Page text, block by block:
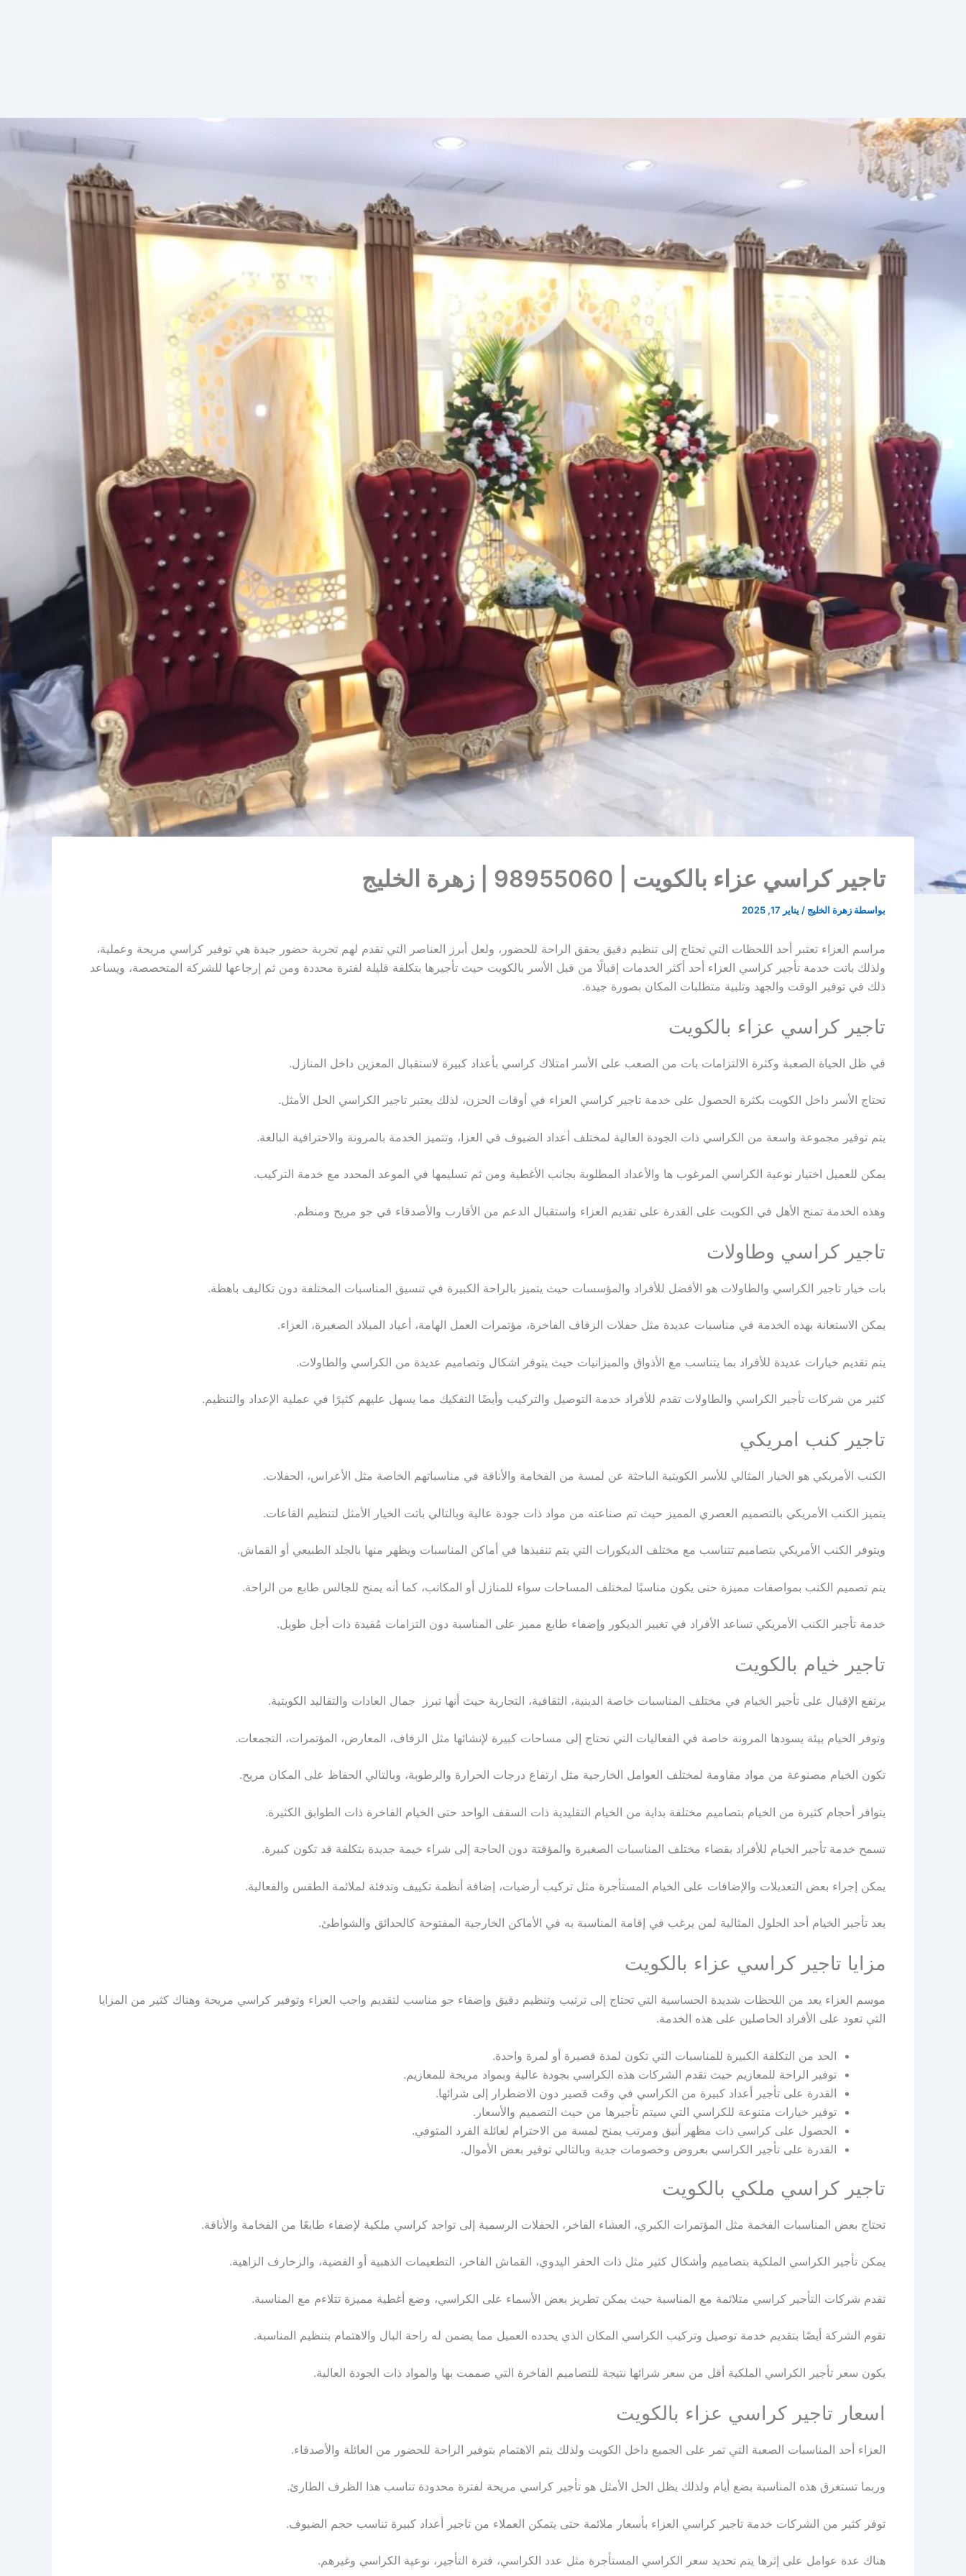
تاجير كراسي عزاء بالكويت | 98955060 | زهرة الخليج
بواسطة زهرة الخليج / يناير 17, 2025
مراسم العزاء تعتبر أحد اللحظات التي تحتاج إلى تنظيم دقيق يحقق الراحة للحضور، ولعل أبرز العناصر التي تقدم لهم تجربة حضور جيدة هي توفير كراسي مريحة وعملية،
ولذلك باتت خدمة تأجير كراسي العزاء أحد أكثر الخدمات إقبالًا من قبل الأسر بالكويت حيث تأجيرها بتكلفة قليلة لفترة محددة ومن ثم إرجاعها للشركة المتخصصة، ويساعد
ذلك في توفير الوقت والجهد وتلبية متطلبات المكان بصورة جيدة.
تاجير كراسي عزاء بالكويت
في ظل الحياة الصعبة وكثرة الالتزامات بات من الصعب على الأسر امتلاك كراسي بأعداد كبيرة لاستقبال المعزين داخل المنازل.
تحتاج الأسر داخل الكويت بكثرة الحصول على خدمة تاجير كراسي العزاء في أوقات الحزن، لذلك يعتبر تاجير الكراسي الحل الأمثل.
يتم توفير مجموعة واسعة من الكراسي ذات الجودة العالية لمختلف أعداد الضيوف في العزا، وتتميز الخدمة بالمرونة والاحترافية البالغة.
يمكن للعميل اختيار نوعية الكراسي المرغوب ها والأعداد المطلوبة بجانب الأغطية ومن ثم تسليمها في الموعد المحدد مع خدمة التركيب.
وهذه الخدمة تمنح الأهل في الكويت على القدرة على تقديم العزاء واستقبال الدعم من الأقارب والأصدقاء في جو مريح ومنظم.
تاجير كراسي وطاولات
بات خيار تاجير الكراسي والطاولات هو الأفضل للأفراد والمؤسسات حيث يتميز بالراحة الكبيرة في تنسيق المناسبات المختلفة دون تكاليف باهظة.
يمكن الاستعانة بهذه الخدمة في مناسبات عديدة مثل حفلات الزفاف الفاخرة، مؤتمرات العمل الهامة، أعياد الميلاد الصغيرة، العزاء.
يتم تقديم خيارات عديدة للأفراد بما يتناسب مع الأذواق والميزانيات حيث يتوفر اشكال وتصاميم عديدة من الكراسي والطاولات.
كثير من شركات تأجير الكراسي والطاولات تقدم للأفراد خدمة التوصيل والتركيب وأيضًا التفكيك مما يسهل عليهم كثيرًا في عملية الإعداد والتنظيم.
تاجير كنب امريكي
الكنب الأمريكي هو الخيار المثالي للأسر الكويتية الباحثة عن لمسة من الفخامة والأناقة في مناسباتهم الخاصة مثل الأعراس، الحفلات.
يتميز الكنب الأمريكي بالتصميم العصري المميز حيث تم صناعته من مواد ذات جودة عالية وبالتالي باتت الخيار الأمثل لتنظيم القاعات.
ويتوفر الكنب الأمريكي بتصاميم تتناسب مع مختلف الديكورات التي يتم تنفيذها في أماكن المناسبات ويظهر منها بالجلد الطبيعي أو القماش.
يتم تصميم الكنب بمواصفات مميزة حتى يكون مناسبًا لمختلف المساحات سواء للمنازل أو المكاتب، كما أنه يمنح للجالس طابع من الراحة.
خدمة تأجير الكنب الأمريكي تساعد الأفراد في تغيير الديكور وإضفاء طابع مميز على المناسبة دون التزامات مُقيدة ذات أجل طويل.
تاجير خيام بالكويت
يرتفع الإقبال على تأجير الخيام في مختلف المناسبات خاصة الدينية، الثقافية، التجارية حيث أنها تبرز جمال العادات والتقاليد الكويتية.
وتوفر الخيام بيئة يسودها المرونة خاصة في الفعاليات التي تحتاج إلى مساحات كبيرة لإنشائها مثل الزفاف، المعارض، المؤتمرات، التجمعات.
تكون الخيام مصنوعة من مواد مقاومة لمختلف العوامل الخارجية مثل ارتفاع درجات الحرارة والرطوبة، وبالتالي الحفاظ على المكان مريح.
يتوافر أحجام كثيرة من الخيام بتصاميم مختلفة بداية من الخيام التقليدية ذات السقف الواحد حتى الخيام الفاخرة ذات الطوابق الكثيرة.
تسمح خدمة تأجير الخيام للأفراد بقضاء مختلف المناسبات الصغيرة والمؤقتة دون الحاجة إلى شراء خيمة جديدة بتكلفة قد تكون كبيرة.
يمكن إجراء بعض التعديلات والإضافات على الخيام المستأجرة مثل تركيب أرضيات، إضافة أنظمة تكييف وتدفئة لملائمة الطقس والفعالية.
يعد تأجير الخيام أحد الحلول المثالية لمن يرغب في إقامة المناسبة به في الأماكن الخارجية المفتوحة كالحدائق والشواطئ.
مزايا تاجير كراسي عزاء بالكويت
موسم العزاء يعد من اللحظات شديدة الحساسية التي تحتاج إلى ترتيب وتنظيم دقيق وإضفاء جو مناسب لتقديم واجب العزاء وتوفير كراسي مريحة وهناك كثير من المزايا
التي تعود على الأفراد الحاصلين على هذه الخدمة.
الحد من التكلفة الكبيرة للمناسبات التي تكون لمدة قصيرة أو لمرة واحدة.
توفير الراحة للمعازيم حيث تقدم الشركات هذه الكراسي بجودة عالية وبمواد مريحة للمعازيم.
القدرة على تأجير أعداد كبيرة من الكراسي في وقت قصير دون الاضطرار إلى شرائها.
توفير خيارات متنوعة للكراسي التي سيتم تأجيرها من حيث التصميم والأسعار.
الحصول على كراسي ذات مظهر أنيق ومرتب يمنح لمسة من الاحترام لعائلة الفرد المتوفي.
القدرة على تأجير الكراسي بعروض وخصومات جدية وبالتالي توفير بعض الأموال.
تاجير كراسي ملكي بالكويت
تحتاج بعض المناسبات الفخمة مثل المؤتمرات الكبري، العشاء الفاخر، الحفلات الرسمية إلى تواجد كراسي ملكية لإضفاء طابعًا من الفخامة والأناقة.
يمكن تأجير الكراسي الملكية بتصاميم وأشكال كثير مثل ذات الحفر اليدوي، القماش الفاخر، التطعيمات الذهبية أو الفضية، والزخارف الزاهية.
تقدم شركات التأجير كراسي متلائمة مع المناسبة حيث يمكن تطريز بعض الأسماء على الكراسي، وضع أغطية مميزة تتلاءم مع المناسبة.
تقوم الشركة أيضًا بتقديم خدمة توصيل وتركيب الكراسي المكان الذي يحدده العميل مما يضمن له راحة البال والاهتمام بتنظيم المناسبة.
يكون سعر تأجير الكراسي الملكية أقل من سعر شرائها نتيجة للتصاميم الفاخرة التي صممت بها والمواد ذات الجودة العالية.
اسعار تاجير كراسي عزاء بالكويت
العزاء أحد المناسبات الصعبة التي تمر على الجميع داخل الكويت ولذلك يتم الاهتمام بتوفير الراحة للحضور من العائلة والأصدقاء.
وربما تستغرق هذه المناسبة بضع أيام ولذلك يظل الحل الأمثل هو تأجير كراسي مريحة لفترة محدودة تناسب هذا الظرف الطارئ.
توفر كثير من الشركات خدمة تاجير كراسي العزاء بأسعار ملائمة حتى يتمكن العملاء من تاجير أعداد كبيرة تناسب حجم الضيوف.
هناك عدة عوامل على إثرها يتم تحديد سعر الكراسي المستأجرة مثل عدد الكراسي، فترة التأجير، نوعية الكراسي وغيرهم.